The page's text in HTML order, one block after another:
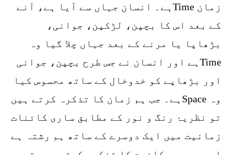
زمان Timeہے۔ انسان جہاں سے آیا ہے، آنے
کے بعد اس کا بچپن، لڑکپن، جوانی،
بڑھاپا یا مرنے کے بعد جہاں چلا گیا وہ
Timeہے اور انسان نے جس طرح بچپن، جوانی
اور بڑھاپے کو خدوخال کے ساتھ محسوس کیا
وہ Spaceہے۔ جب ہم زمان کا تذکرہ کرتے ہیں
تو نظریۂ رنگ و نور کے مطابق ساری کائنات
زمانیت میں ایک دوسرے کے ساتھ ہم رشتہ ہے